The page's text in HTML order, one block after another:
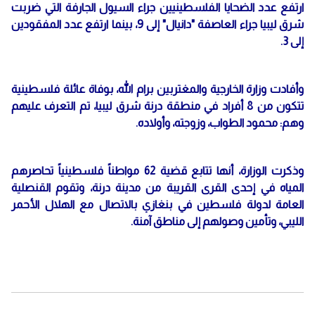
ارتفع عدد الضحايا الفلسطينيين جراء السيول الجارفة التي ضربت
شرق ليبيا جراء العاصفة "دانيال" إلى 9، بينما ارتفع عدد المفقودين
إلى 3.
وأفادت وزارة الخارجية والمغتربين برام الله، بوفاة عائلة فلسطينية
تتكون من 8 أفراد في منطقة درنة شرق ليبيا، تم التعرف عليهم
وهم: محمود الطواب، وزوجته، وأولاده.
وذكرت الوزارة، أنها تتابع قضية 62 مواطناً فلسطينياً تحاصرهم
المياه في إحدى القرى القريبة من مدينة درنة، وتقوم القنصلية
العامة لدولة فلسطين في بنغازي بالاتصال مع الهلال الأحمر
الليبي، وتأمين وصولهم إلى مناطق آمنة.